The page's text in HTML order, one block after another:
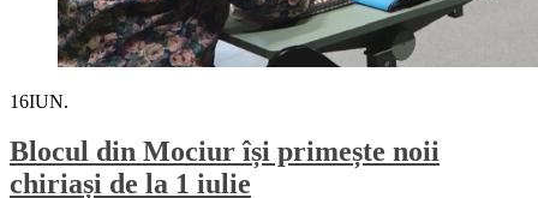
16IUN.
Blocul din Mociur își primește noii
chiriași de la 1 iulie